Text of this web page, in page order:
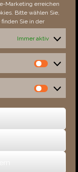
Marketing erreichen
Bitte wählen Sie,
Sie in der
Immer aktiv
Statistiken
Marketing
30430